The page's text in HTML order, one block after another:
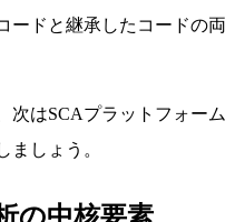
ードと継承したコードの両
次はSCAプラットフォーム
ましょう。
の中核要素